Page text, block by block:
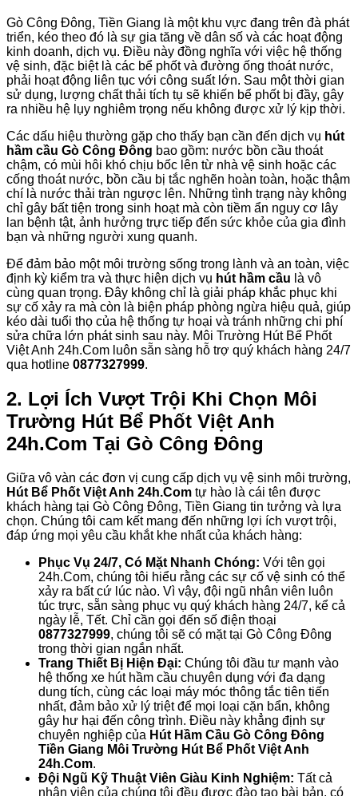
Gò Công Đông, Tiền Giang là một khu vực đang trên đà phát
triển, kéo theo đó là sự gia tăng về dân số và các hoạt động
kinh doanh, dịch vụ. Điều này đồng nghĩa với việc hệ thống
vệ sinh, đặc biệt là các bể phốt và đường ống thoát nước,
phải hoạt động liên tục với công suất lớn. Sau một thời gian
sử dụng, lượng chất thải tích tụ sẽ khiến bể phốt bị đầy, gây
ra nhiều hệ lụy nghiêm trọng nếu không được xử lý kịp thời.
Các dấu hiệu thường gặp cho thấy bạn cần đến dịch vụ hút
hầm cầu Gò Công Đông bao gồm: nước bồn cầu thoát
chậm, có mùi hôi khó chịu bốc lên từ nhà vệ sinh hoặc các
cống thoát nước, bồn cầu bị tắc nghẽn hoàn toàn, hoặc thậm
chí là nước thải tràn ngược lên. Những tình trạng này không
chỉ gây bất tiện trong sinh hoạt mà còn tiềm ẩn nguy cơ lây
lan bệnh tật, ảnh hưởng trực tiếp đến sức khỏe của gia đình
bạn và những người xung quanh.
Để đảm bảo một môi trường sống trong lành và an toàn, việc
định kỳ kiểm tra và thực hiện dịch vụ hút hầm cầu là vô
cùng quan trọng. Đây không chỉ là giải pháp khắc phục khi
sự cố xảy ra mà còn là biện pháp phòng ngừa hiệu quả, giúp
kéo dài tuổi thọ của hệ thống tự hoại và tránh những chi phí
sửa chữa lớn phát sinh sau này. Môi Trường Hút Bể Phốt
Việt Anh 24h.Com luôn sẵn sàng hỗ trợ quý khách hàng 24/7
qua hotline 0877327999.
2. Lợi Ích Vượt Trội Khi Chọn Môi
Trường Hút Bể Phốt Việt Anh
24h.Com Tại Gò Công Đông
Giữa vô vàn các đơn vị cung cấp dịch vụ vệ sinh môi trường,
Hút Bể Phốt Việt Anh 24h.Com tự hào là cái tên được
khách hàng tại Gò Công Đông, Tiền Giang tin tưởng và lựa
chọn. Chúng tôi cam kết mang đến những lợi ích vượt trội,
đáp ứng mọi yêu cầu khắt khe nhất của khách hàng:
Phục Vụ 24/7, Có Mặt Nhanh Chóng: Với tên gọi
24h.Com, chúng tôi hiểu rằng các sự cố vệ sinh có thể
xảy ra bất cứ lúc nào. Vì vậy, đội ngũ nhân viên luôn
túc trực, sẵn sàng phục vụ quý khách hàng 24/7, kể cả
ngày lễ, Tết. Chỉ cần gọi đến số điện thoại
0877327999, chúng tôi sẽ có mặt tại Gò Công Đông
trong thời gian ngắn nhất.
Trang Thiết Bị Hiện Đại: Chúng tôi đầu tư mạnh vào
hệ thống xe hút hầm cầu chuyên dụng với đa dạng
dung tích, cùng các loại máy móc thông tắc tiên tiến
nhất, đảm bảo xử lý triệt để mọi loại cặn bẩn, không
gây hư hại đến công trình. Điều này khẳng định sự
chuyên nghiệp của Hút Hầm Cầu Gò Công Đông
Tiền Giang Môi Trường Hút Bể Phốt Việt Anh
24h.Com.
Đội Ngũ Kỹ Thuật Viên Giàu Kinh Nghiệm: Tất cả
nhân viên của chúng tôi đều được đào tạo bài bản, có